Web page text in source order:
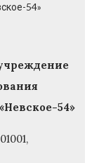
54»
54»